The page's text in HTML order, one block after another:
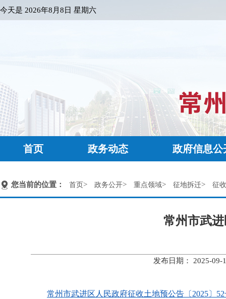
今天是 2026年8月8日 星期六
首页 政务动态 政府信息公
您当前的位置： 首页> 政务公开> 重点领域> 征地拆迁> 征
常州市武
发布日期： 2025-
常州市武进区人民政府征收土地预公告〔2025〕52